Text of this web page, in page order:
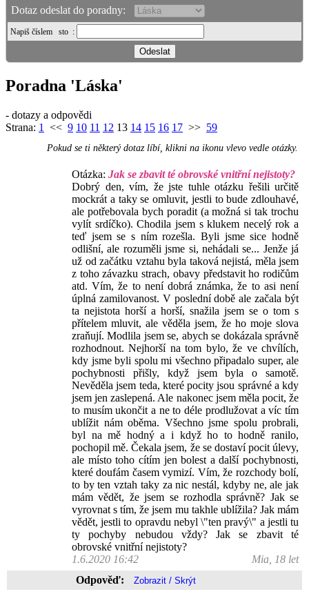
Dotaz odeslat do poradny:
Napiš číslem sto :
Poradna 'Láska'
- dotazy a odpovědi
Strana: 1 << 9 10 11 12 13 14 15 16 17 >> 59
Pokud se ti některý dotaz líbí, klikni na ikonu vlevo vedle otázky.
Otázka: Jak se zbavit té obrovské vnitřní nejistoty?
Dobrý den, vím, že jste tuhle otázku řešili určitě
mockrát a taky se omluvit, jestli to bude zdlouhavé,
ale potřebovala bych poradit (a možná si tak trochu
vylít srdíčko). Chodila jsem s klukem necelý rok a
teď jsem se s ním rozešla. Byli jsme sice hodně
odlišní, ale rozuměli jsme si, nehádali se... Jenže já
už od začátku vztahu byla taková nejistá, měla jsem
z toho závazku strach, obavy představit ho rodičům
atd. Vím, že to není dobrá známka, že to asi není
úplná zamilovanost. V poslední době ale začala být
ta nejistota horší a horší, snažila jsem se o tom s
přítelem mluvit, ale věděla jsem, že ho moje slova
zraňují. Modlila jsem se, abych se dokázala správně
rozhodnout. Nejhorší na tom bylo, že ve chvílích,
kdy jsme byli spolu mi všechno připadalo super, ale
pochybnosti přišly, když jsem byla o samotě.
Nevěděla jsem teda, které pocity jsou správné a kdy
jsem jen zaslepená. Ale nakonec jsem měla pocit, že
to musím ukončit a ne to déle prodlužovat a víc tím
ublížit nám oběma. Všechno jsme spolu probrali,
byl na mě hodný a i když ho to hodně ranilo,
pochopil mě. Čekala jsem, že se dostaví pocit úlevy,
ale místo toho cítím jen bolest a další pochybnosti,
které doufám časem vymizí. Vím, že rozchody bolí,
to by ten vztah taky za nic nestál, kdyby ne, ale jak
mám vědět, že jsem se rozhodla správně? Jak se
vyrovnat s tím, že jsem mu takhle ublížila? Jak mám
vědět, jestli to opravdu nebyl \"ten pravý\" a jestli tu
ty pochyby nebudou vždy? Jak se zbavit té
obrovské vnitřní nejistoty?
1.6.2020 16:42
Mia, 18 let
Odpověď: